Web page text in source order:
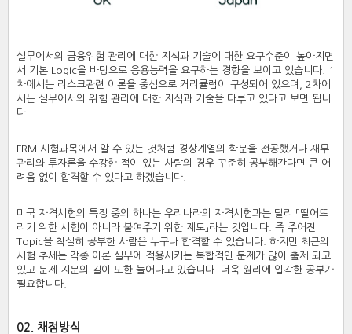
실무에서의 금융위험 관리에 대한 지식과 기술에 대한 요구수준이 높아지면
서 기본 Logic을 바탕으로 응용능력을 요구하는 경향을 보이고 있습니다. 1
차에서는 리스크관련 이론을 중심으로 커리큘럼이 구성되어 있으며, 2차에
서는 실무에서의 위험 관리에 대한 지식과 기술을 다루고 있다고 보면 됩니
다.
FRM 시험과목에서 알 수 있는 것처럼 경상계열의 학문을 전공했거나 재무
관리와 투자론을 수강한 적이 있는 사람의 경우 꾸준히 공부해간다면 큰 어
려움 없이 합격할 수 있다고 하겠습니다.
미국 자격시험의 특징 중의 하나는 우리나라의 자격시험과는 달리 「떨어뜨
리기 위한 시험이 아니라 붙여주기 위한 제도」라는 것입니다. 즉 주어진
Topic을 착실히 공부한 사람은 누구나 합격할 수 있습니다. 하지만 최근의
시험 추세는 각종 이론 실무에 적용시키는 복합적인 문제가 많이 출제 되고
있고 문제 지문의 길이 또한 늘어나고 있습니다. 더욱 원리에 입각한 공부가
필요합니다.
02. 채점방식